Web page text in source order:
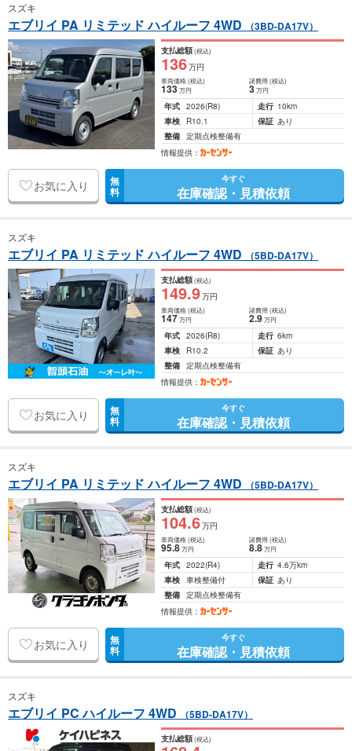
スズキ
エブリイ PA リミテッド ハイルーフ 4WD （3BD-DA17V）
支払総額(税込)
136万円
車両価格(税込)
133万円
諸費用 (税込)
3 万円
年式 2026(R8) 走行 10km
車検
R10.1 保証 あり
整備 定期点検整備有
情報提供：
お気に入り 無
料
今すぐ
在庫確認・見積依頼
スズキ
エブリイ PA リミテッド ハイルーフ 4WD （5BD-DA17V）
支払総額(税込)
149.9万円
車両価格(税込)
147万円
諸費用 (税込)
2.9 万円
年式 2026(R8) 走行 6km
車検
R10.2 保証 あり
整備 定期点検整備有
情報提供：
お気に入り 無
料
今すぐ
在庫確認・見積依頼
スズキ
エブリイ PA リミテッド ハイルーフ 4WD （5BD-DA17V）
支払総額(税込)
104.6万円
車両価格(税込)
95.8万円
諸費用 (税込)
8.8 万円
年式 2022(R4) 走行 4.6万km
車検 車検整備付 保証 あり
整備 定期点検整備有
情報提供：
お気に入り 無
料
今すぐ
在庫確認・見積依頼
スズキ
エブリイ PC ハイルーフ 4WD （5BD-DA17V）
支払総額(税込)